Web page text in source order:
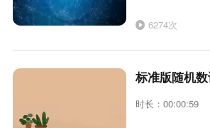
6274次
标准版随机
时长：00:00:59